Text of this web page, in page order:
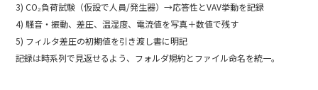
3) CO₂負荷試験（仮設で人員/発生器）→応答性とVAV挙動を記録
4) 騒音・振動、差圧、温湿度、電流値を写真＋数値で残す
5) フィルタ差圧の初期値を引き渡し書に明記
記録は時系列で見返せるよう、フォルダ規約とファイル命名を統一。